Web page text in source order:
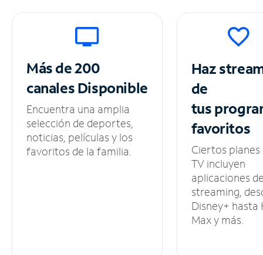
Más de 200
canalesDisponible
Encuentra una amplia
selección de deportes,
noticias, películas y los
favoritos de la familia.
Haz
de
tus
favoritos
Ciertos planes
TV incluyen
aplicaciones
streaming,
Disney+ hasta
Max y más.